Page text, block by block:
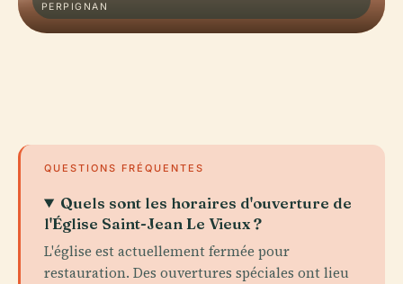
PERPIGNAN
QUESTIONS FRÉQUENTES
Quels sont les horaires d'ouverture de
l'Église Saint-Jean Le Vieux ?
L'église est actuellement fermée pour
restauration. Des ouvertures spéciales ont lieu